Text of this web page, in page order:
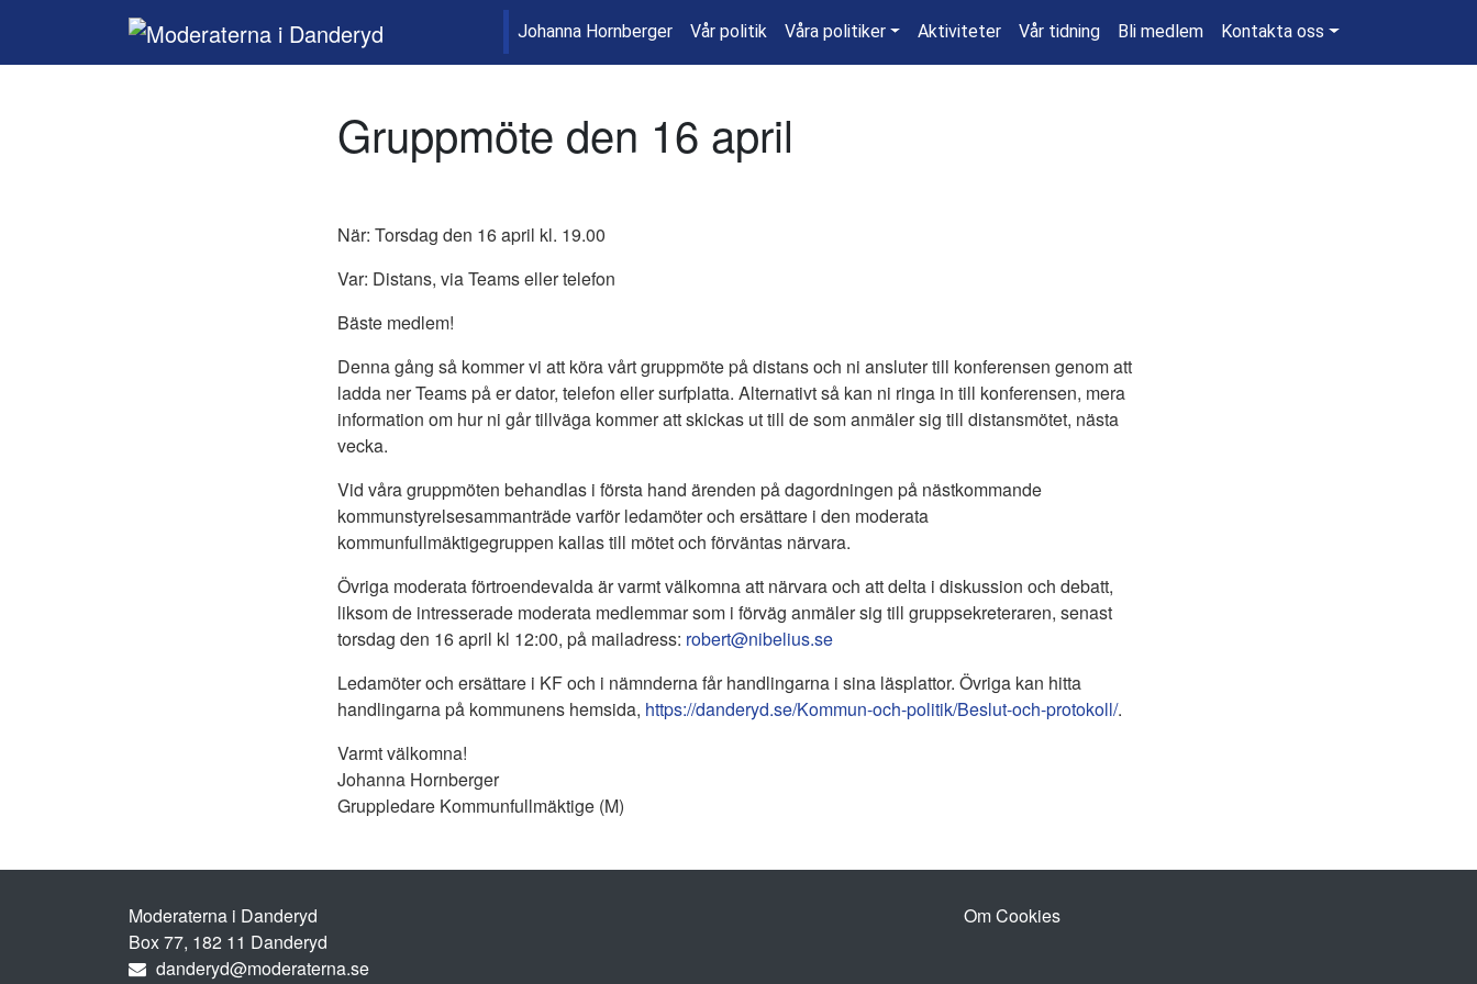
Main Navigation Johanna Hornberger Vår politik Våra politiker Aktiviteter Vår tidning Bli medlem Kontakta oss
Gruppmöte den 16 april
När: Torsdag den 16 april kl. 19.00
Var: Distans, via Teams eller telefon
Bäste medlem!
Denna gång så kommer vi att köra vårt gruppmöte på distans och ni ansluter till konferensen genom att
ladda ner Teams på er dator, telefon eller surfplatta. Alternativt så kan ni ringa in till konferensen, mera
information om hur ni går tillväga kommer att skickas ut till de som anmäler sig till distansmötet, nästa
vecka.
Vid våra gruppmöten behandlas i första hand ärenden på dagordningen på nästkommande
kommunstyrelsesammanträde varför ledamöter och ersättare i den moderata
kommunfullmäktigegruppen kallas till mötet och förväntas närvara.
Övriga moderata förtroendevalda är varmt välkomna att närvara och att delta i diskussion och debatt,
liksom de intresserade moderata medlemmar som i förväg anmäler sig till gruppsekreteraren, senast
torsdag den 16 april kl 12:00, på mailadress: robert@nibelius.se
Ledamöter och ersättare i KF och i nämnderna får handlingarna i sina läsplattor. Övriga kan hitta
handlingarna på kommunens hemsida, https://danderyd.se/Kommun-och-politik/Beslut-och-protokoll/.
Varmt välkomna!
Johanna Hornberger
Gruppledare Kommunfullmäktige (M)
Moderaterna i Danderyd
Box 77, 182 11 Danderyd
danderyd@moderaterna.se
Om Cookies